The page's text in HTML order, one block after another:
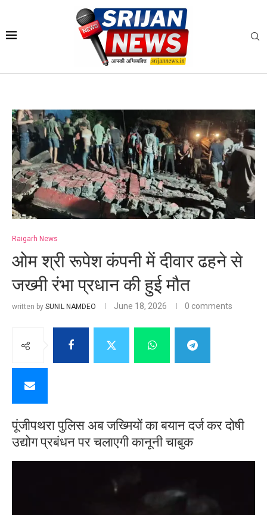
Raigarh News
ओम श्री रूपेश कंपनी में दीवार ढहने से
जख्मी रंभा प्रधान की हुई मौत
written by SUNIL NAMDEO June 18, 2026 0 comments
पूंजीपथरा पुलिस अब जख्मियों का बयान दर्ज कर दोषी
उद्योग प्रबंधन पर चलाएगी कानूनी चाबुक